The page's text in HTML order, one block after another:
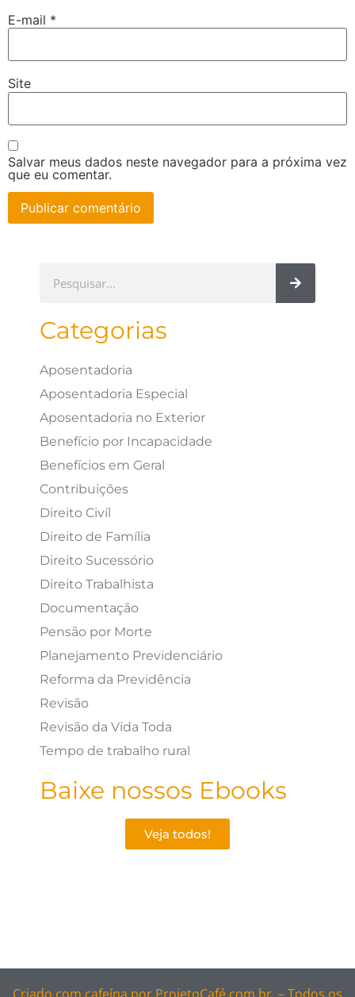
E-mail *
Site
Salvar meus dados neste navegador para a próxima vez
que eu comentar.
Categorias
Aposentadoria
Aposentadoria Especial
Aposentadoria no Exterior
Benefício por Incapacidade
Benefícios em Geral
Contribuições
Direito Civíl
Direito de Família
Direito Sucessório
Direito Trabalhista
Documentação
Pensão por Morte
Planejamento Previdenciário
Reforma da Previdência
Revisão
Revisão da Vida Toda
Tempo de trabalho rural
Baixe nossos Ebooks
Veja todos!